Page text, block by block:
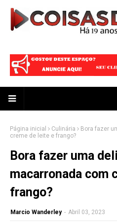
Página inicial Culinária
Bora fazer
creme de leite e frango?
Bora fazer uma
macarronada com
frango?
Marcio Wanderley - Abril 03, 2023